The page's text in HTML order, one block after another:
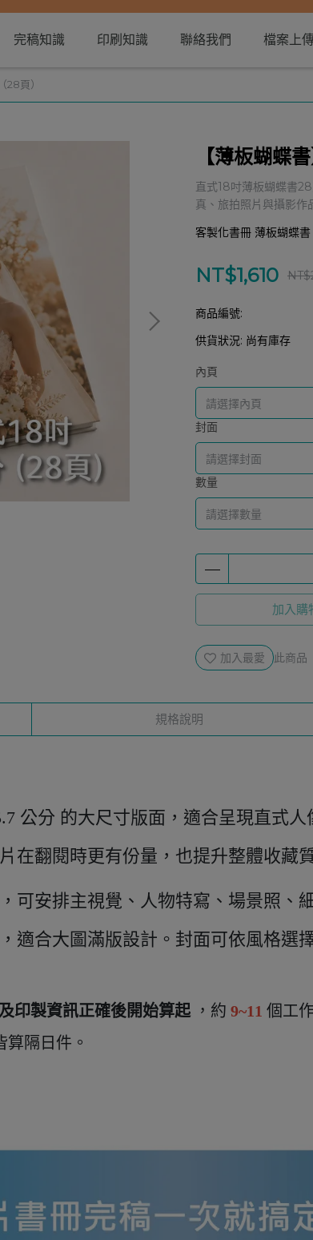
完稿知識 印刷知識 聯絡我們 檔案上
28頁）
【薄板蝴蝶
直式18吋薄板蝴蝶書
真、旅拍照片與攝影作
客製化書冊 薄板蝴蝶書
NT$1,610
商品編號:
供貨狀況: 尚有庫存
內頁
封面
數量
加入購
加入最愛 此商品
規格說明
公分 的大尺寸版面，適合呈現直式
在翻閱時更有份量，也提升整體收藏
可安排主視覺、人物特寫、場景照、
適合大圖滿版設計。封面可依風格選
印製資訊正確後開始算起 ，約 9~11 個工
隔日件。